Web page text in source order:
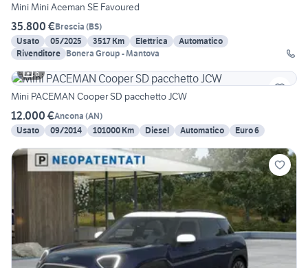
Mini Mini Aceman SE Favoured
35.800 €Brescia (BS)
Usato
05/2025 3517 Km Elettrica
Automatico
Rivenditore Bonera Group - Mantova
6
Mini PACEMAN Cooper SD pacchetto JCW
12.000 €Ancona (AN)
Usato
09/2014 101000 Km Diesel Automatico Euro 6